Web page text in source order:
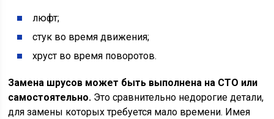
люфт;
стук во время движения;
хруст во время поворотов.
Замена шрусов может быть выполнена на СТО или
самостоятельно. Это сравнительно недорогие детали,
для замены которых требуется мало времени. Имея